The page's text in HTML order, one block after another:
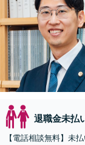
退職金未払
【電話相談無料】未